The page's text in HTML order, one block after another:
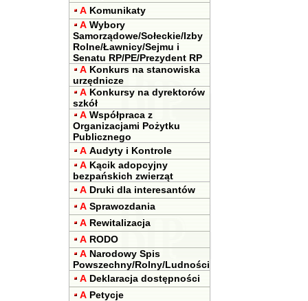
A Komunikaty
A Wybory
Samorządowe/Sołeckie/Izby
Rolne/Ławnicy/Sejmu i
Senatu RP/PE/Prezydent RP
A Konkurs na stanowiska
urzędnicze
A Konkursy na dyrektorów
szkół
A Współpraca z
Organizacjami Pożytku
Publicznego
A Audyty i Kontrole
A Kącik adopcyjny
bezpańskich zwierząt
A Druki dla interesantów
A Sprawozdania
A Rewitalizacja
A RODO
A Narodowy Spis
Powszechny/Rolny/Ludności
A Deklaracja dostępności
A Petycje